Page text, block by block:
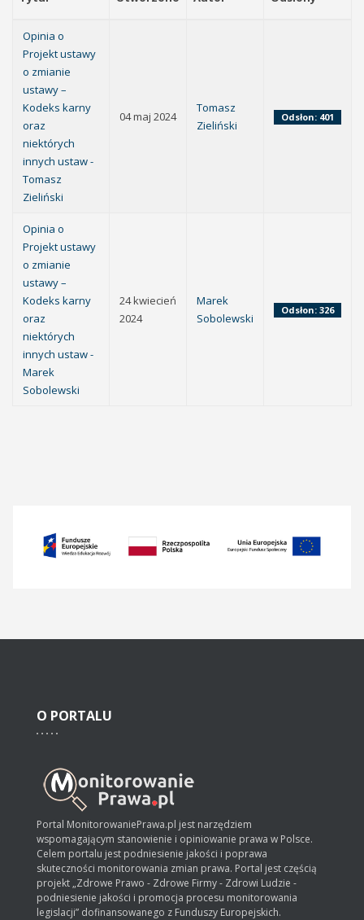
Opinia o
Projekt ustawy
o zmianie
ustawy –
Kodeks karny
oraz
niektórych
innych ustaw -
Tomasz
Zieliński
04 maj 2024
Tomasz
Zieliński
Odsłon: 401
Opinia o
Projekt ustawy
o zmianie
ustawy –
Kodeks karny
oraz
niektórych
innych ustaw -
Marek
Sobolewski
24 kwiecień
2024
Marek
Sobolewski
Odsłon: 326
O PORTALU
Portal MonitorowaniePrawa.pl jest narzędziem
wspomagającym stanowienie i opiniowanie prawa w Polsce.
Celem portalu jest podniesienie jakości i poprawa
skuteczności monitorowania zmian prawa. Portal jest częścią
projekt „Zdrowe Prawo - Zdrowe Firmy - Zdrowi Ludzie -
podniesienie jakości i promocja procesu monitorowania
legislacji” dofinansowanego z Funduszy Europejskich.